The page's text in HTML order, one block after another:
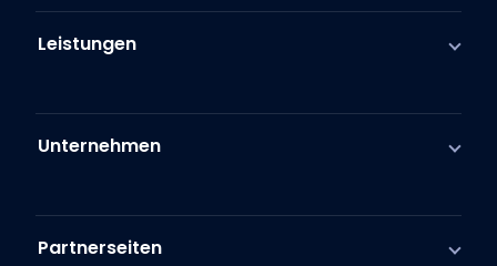
Leistungen
Unternehmen
Partnerseiten